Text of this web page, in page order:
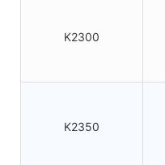
K2300
K2350